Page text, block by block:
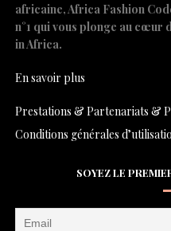
africaine, Africa Fashion
n°1 qui vous plonge au cœur
in Africa.
En savoir plus
Prestations & Partenariats &
Conditions générales
SOYEZ LE